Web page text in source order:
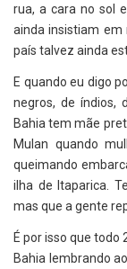
rua, a cara no sol
ainda insistiam em
país talvez ainda
E quando eu digo
negros, de índios,
Bahia tem mãe
Mulan quando
queimando
ilha de Itaparica.
mas que a gente
É por isso que todo
Bahia lembrando